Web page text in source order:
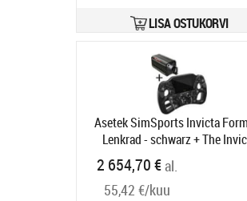
LISA OSTUKORVI
Asetek SimSports Invicta
Lenkrad - schwarz + The
Wheelbase (27 Nm)
GABU-584
Tarneaeg 6-9 tp
2 654,70 €al.
55,42 €/kuu